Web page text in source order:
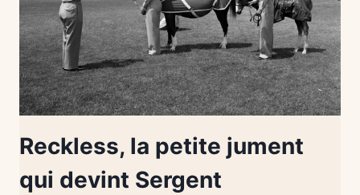
Reckless, la petite jument
qui devint Sergent